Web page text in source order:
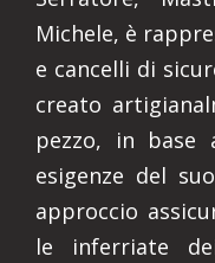
Michele, è
e cancelli di
creato
pezzo, in base
esigenze del
approccio
le inferriate